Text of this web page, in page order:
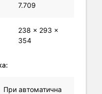
7.709
238 x 293 x
354
При автоматична